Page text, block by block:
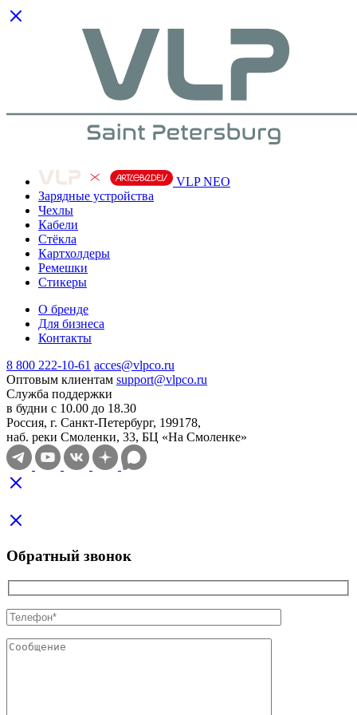
VLP NEO
Зарядные устройства
Чехлы
Кабели
Cтёкла
Картхолдеры
Ремешки
Стикеры
О бренде
Для бизнеса
Контакты
8 800 222-10-61 acces@vlpco.ru
Оптовым клиентам support@vlpco.ru
Служба поддержки
в будни с 10.00 до 18.30
Россия, г. Санкт-Петербург, 199178,
наб. реки Смоленки, 33, БЦ «На Смоленке»
Обратный звонок